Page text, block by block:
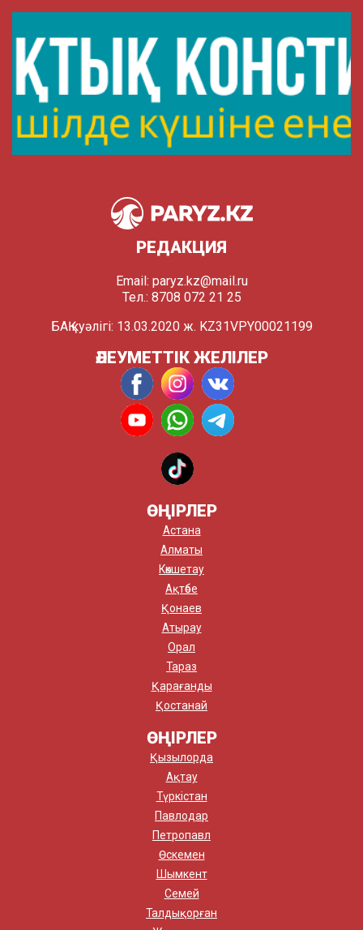
РЕДАКЦИЯ
Email: paryz.kz@mail.ru
Тел.: 8708 072 21 25
БАҚ куәлігі: 13.03.2020 ж. KZ31VPY00021199
ӘЛЕУМЕТТІК ЖЕЛІЛЕР
ӨҢІРЛЕР
Астана
Алматы
Көкшетау
Ақтөбе
Қонаев
Атырау
Орал
Тараз
Қарағанды
Қостанай
ӨҢІРЛЕР
Қызылорда
Ақтау
Түркістан
Павлодар
Петропавл
Өскемен
Шымкент
Семей
Талдықорған